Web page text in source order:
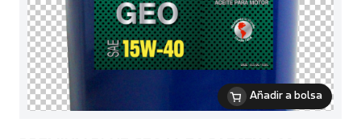
Añadir a bolsa